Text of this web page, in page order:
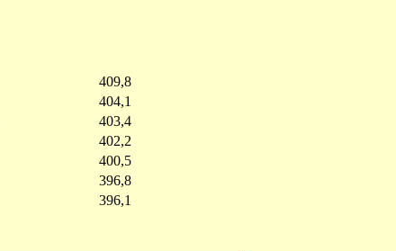
409,8
404,1
403,4
402,2
400,5
396,8
396,1